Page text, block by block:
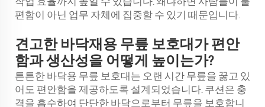
편함이 아닌 업무 자체에 집중할 수 있기 때문입니다.
견고한 바닥재용 무릎 보호대가 편안
함과 생산성을 어떻게 높이는가?
튼튼한 바닥용 무릎 보호대는 오랜 시간 무릎을 꿇고 있
어도 편안함을 제공하도록 설계되었습니다. 쿠션은 충
격을 흡수하여 단단한 바닥으로부터 무릎을 보호합니